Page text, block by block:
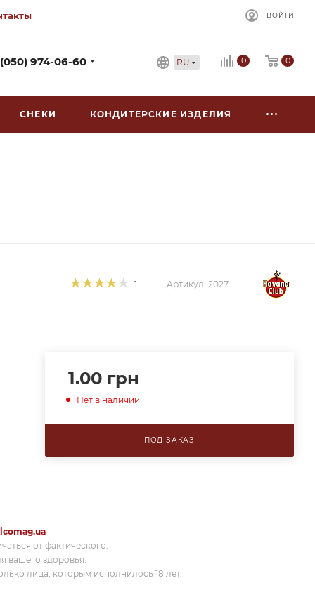
ВОЙТИ
974-06-60 RU 0 0
СНЕКИ КОНДИТЕРСКИЕ ИЗДЕЛИЯ
1 Артикул: 2027
1.00грн
Нет в наличии
ПОД ЗАКАЗ
от фактического.
вашего здоровья.
лица, которым исполнилось 18 лет.